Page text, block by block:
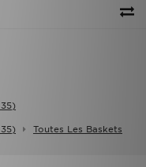
Toutes Les Baskets